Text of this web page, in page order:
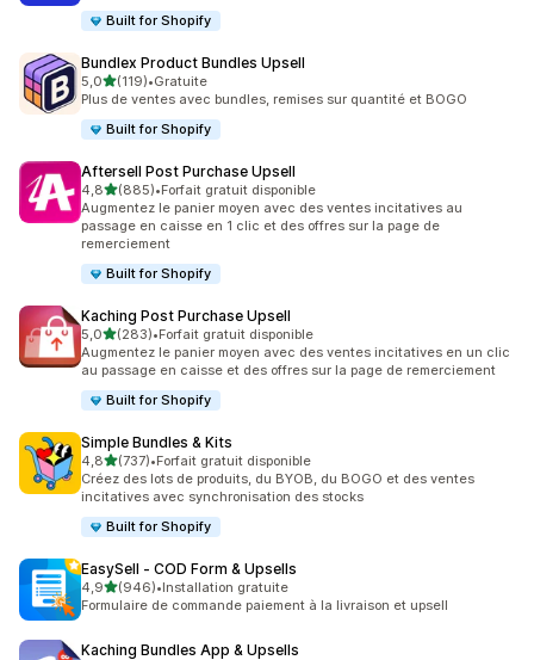
Built for Shopify
Bundlex Product Bundles Upsell
5,0étoile(s) sur 5
(119)
119 avis au total
•Gratuite
Plus de ventes avec bundles, remises sur quantité et BOGO
Built for Shopify
Aftersell Post Purchase Upsell
4,8étoile(s) sur 5
(885)
885 avis au total
•Forfait gratuit disponible
Augmentez le panier moyen avec des ventes incitatives au
passage en caisse en 1 clic et des offres sur la page de
remerciement
Built for Shopify
Kaching Post Purchase Upsell
5,0étoile(s) sur 5
(283)
283 avis au total
•Forfait gratuit disponible
Augmentez le panier moyen avec des ventes incitatives en un clic
au passage en caisse et des offres sur la page de remerciement
Built for Shopify
Simple Bundles & Kits
4,8étoile(s) sur 5
(737)
737 avis au total
•Forfait gratuit disponible
Créez des lots de produits, du BYOB, du BOGO et des ventes
incitatives avec synchronisation des stocks
Built for Shopify
EasySell ‑ COD Form & Upsells
4,9étoile(s) sur 5
(946)
946 avis au total
•Installation gratuite
Formulaire de commande paiement à la livraison et upsell
Kaching Bundles App & Upsells